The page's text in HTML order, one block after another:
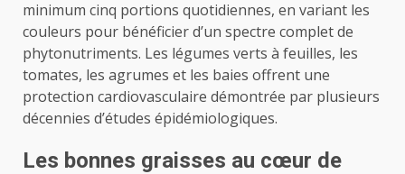
minimum cinq portions quotidiennes, en variant les
couleurs pour bénéficier d’un spectre complet de
phytonutriments. Les légumes verts à feuilles, les
tomates, les agrumes et les baies offrent une
protection cardiovasculaire démontrée par plusieurs
décennies d’études épidémiologiques.
Les bonnes graisses au cœur de